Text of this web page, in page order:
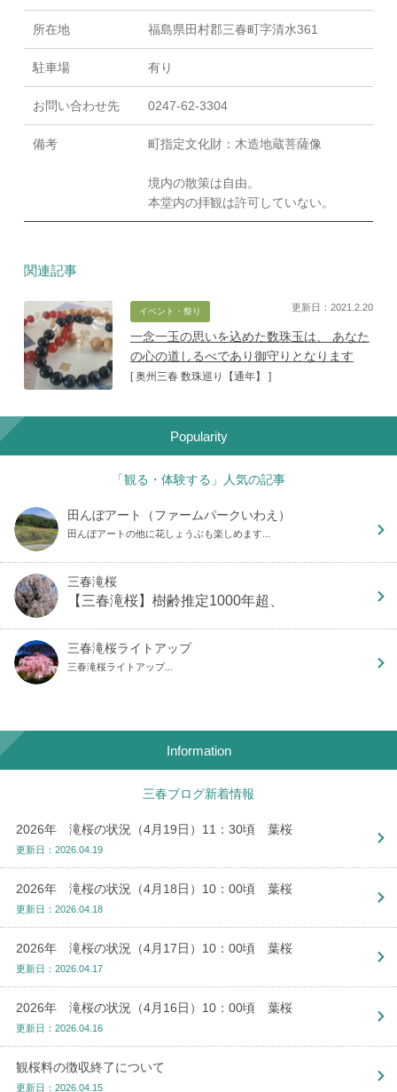
所在地 福島県田村郡三春町字清水361
駐車場 有り
お問い合わせ先 0247-62-3304
備考 町指定文化財：木造地蔵菩薩像
境内の散策は自由。
本堂内の拝観は許可していない。
関連記事
イベント・祭り
一念一玉の思いを込めた数珠玉は、 あなた
の心の道しるべであり御守りとなります
[ 奥州三春 数珠巡り【通年】 ]
更新日：2021.2.20
Popularity
「観る・体験する」人気の記事
田んぼアート（ファームパークいわえ）
田んぼアートの他に花しょうぶも楽しめます...
三春滝桜
【三春滝桜】樹齢推定1000年超、
三春滝桜ライトアップ
三春滝桜ライトアップ...
Information
三春ブログ新着情報
2026年 滝桜の状況（4月19日）11：30頃 葉桜
更新日：2026.04.19
2026年 滝桜の状況（4月18日）10：00頃 葉桜
更新日：2026.04.18
2026年 滝桜の状況（4月17日）10：00頃 葉桜
更新日：2026.04.17
2026年 滝桜の状況（4月16日）10：00頃 葉桜
更新日：2026.04.16
観桜料の徴収終了について
更新日：2026.04.15